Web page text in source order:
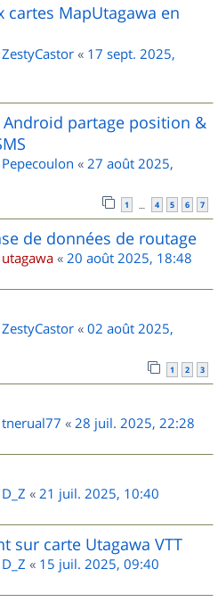
cartes MapUtagawa en
ZestyCastor « 17 sept. 2025,
Android partage position &
Pepecoulon « 27 août 2025,
1 … 4 5 6 7
de données de routage
utagawa « 20 août 2025, 18:48
ZestyCastor « 02 août 2025,
1 2 3
tnerual77 « 28 juil. 2025, 22:28
D_Z « 21 juil. 2025, 10:40
sur carte Utagawa VTT
D_Z « 15 juil. 2025, 09:40